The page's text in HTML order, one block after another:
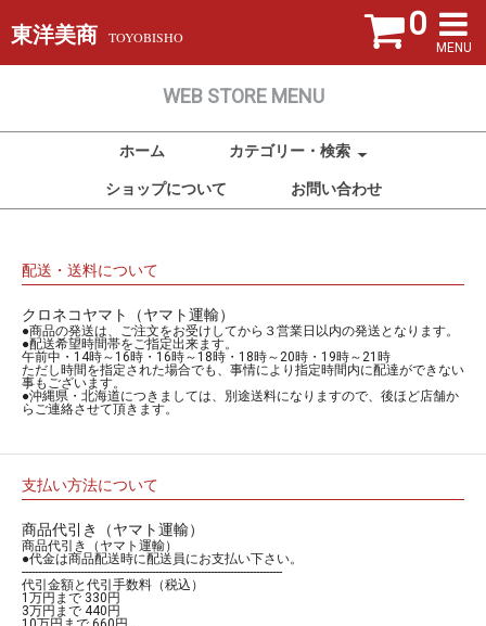
MENU
東洋美商 TOYOBISHO
WEB STORE MENU
ホーム カテゴリー・検索
ショップについて お問い合わせ
0
配送・送料について
クロネコヤマト（ヤマト運輸）
●商品の発送は、ご注文をお受けしてから３営業日以内の発送となります。
●配送希望時間帯をご指定出来ます。
午前中・14時～16時・16時～18時・18時～20時・19時～21時
ただし時間を指定された場合でも、事情により指定時間内に配達ができない
事もございます。
●沖縄県・北海道につきましては、別途送料になりますので、後ほど店舗か
らご連絡させて頂きます。
支払い方法について
商品代引き（ヤマト運輸）
商品代引き（ヤマト運輸）
●代金は商品配送時に配送員にお支払い下さい。
--------------------------------------------------------------------------------
代引金額と代引手数料（税込）
1万円まで 330円
3万円まで 440円